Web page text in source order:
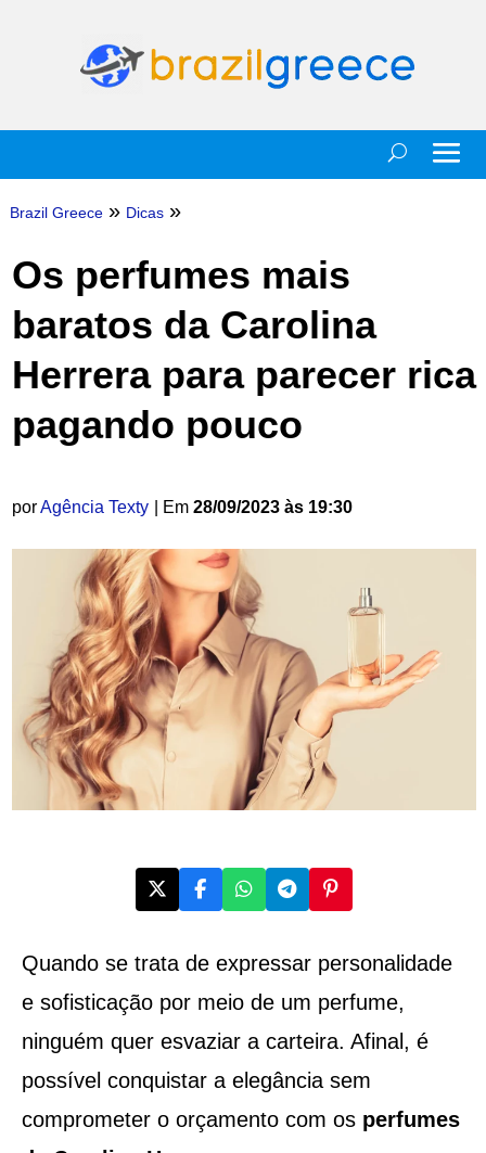
Brazil Greece » Dicas »
Os perfumes mais
baratos da Carolina
Herrera para parecer rica
pagando pouco
porAgência Texty | Em 28/09/2023 às 19:30
Quando se trata de expressar personalidade
e sofisticação por meio de um perfume,
ninguém quer esvaziar a carteira. Afinal, é
possível conquistar a elegância sem
comprometer o orçamento com os perfumes